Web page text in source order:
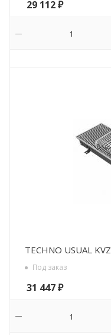
29 112₽
TECHNO USUAL
Под заказ
31 447₽